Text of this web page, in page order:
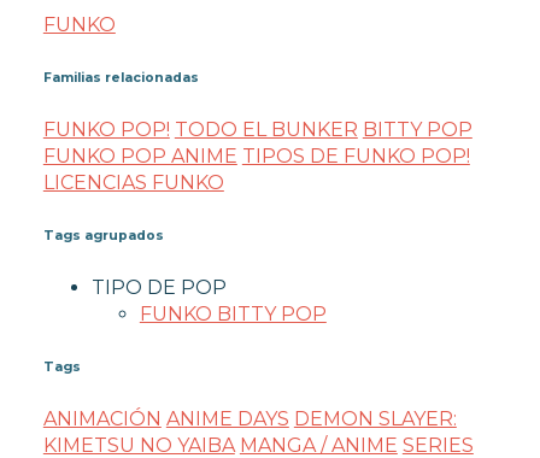
FUNKO
Familias relacionadas
FUNKO POP! TODO EL BUNKER BITTY POP
FUNKO POP ANIME TIPOS DE FUNKO POP!
LICENCIAS FUNKO
Tags agrupados
TIPO DE POP
FUNKO BITTY POP
Tags
ANIMACIÓN ANIME DAYS DEMON SLAYER:
KIMETSU NO YAIBA MANGA / ANIME SERIES